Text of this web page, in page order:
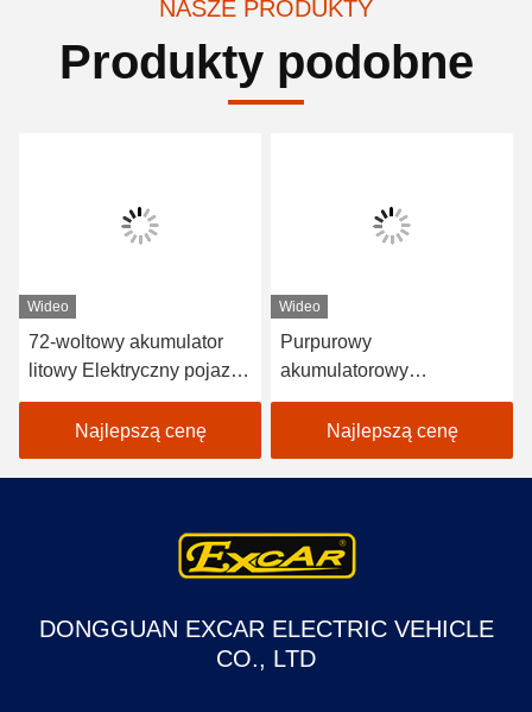
NASZE PRODUKTY
Produkty podobne
Wideo
72-woltowy akumulator
litowy Elektryczny pojazd
Autobus 18 pasażerów
Autobusy otwarte do
zwiedzania
Najlepszą cenę
Wideo
Purpurowy
akumulatorowy
elektryczny samochód
golfowy 48V Mini Club 4
osobowy samochód
Najlepszą cenę
DONGGUAN EXCAR ELECTRIC VEHICLE
CO., LTD